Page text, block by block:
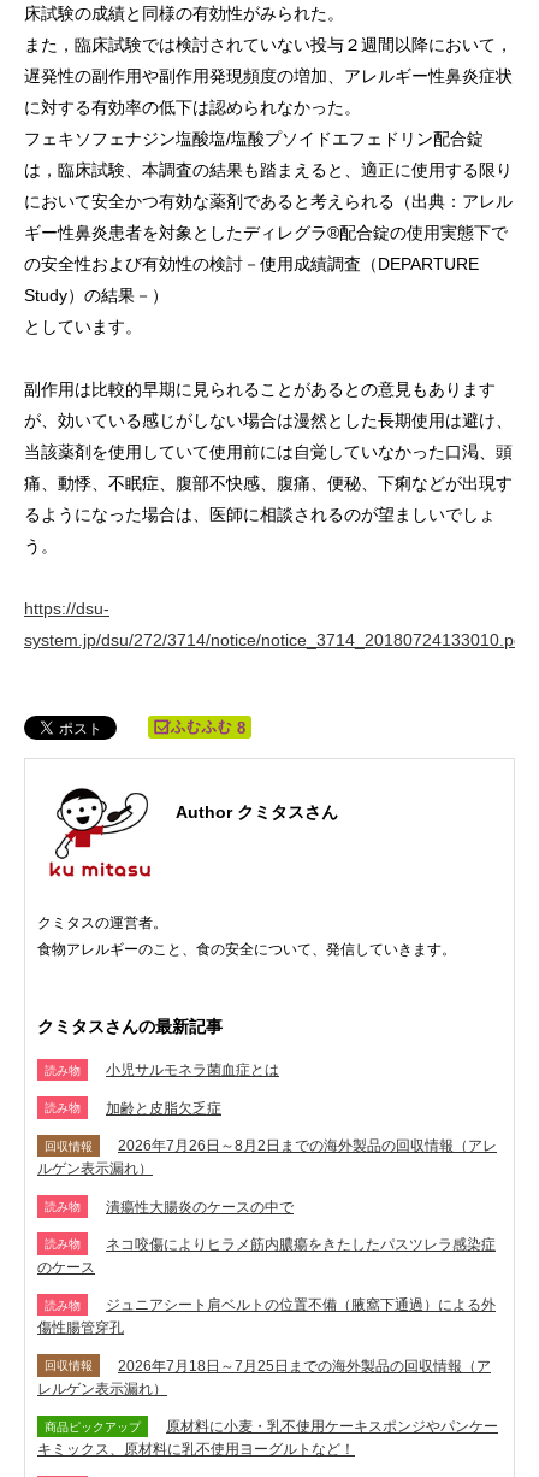
床試験の成績と同様の有効性がみられた。
また，臨床試験では検討されていない投与２週間以降において，
遅発性の副作用や副作用発現頻度の増加、アレルギー性鼻炎症状
に対する有効率の低下は認められなかった。
フェキソフェナジン塩酸塩/塩酸プソイドエフェドリン配合錠
は，臨床試験、本調査の結果も踏まえると、適正に使用する限り
において安全かつ有効な薬剤であると考えられる（出典：アレル
ギー性鼻炎患者を対象としたディレグラ®配合錠の使用実態下で
の安全性および有効性の検討－使用成績調査（DEPARTURE
Study）の結果－）
としています。
副作用は比較的早期に見られることがあるとの意見もあります
が、効いている感じがしない場合は漫然とした長期使用は避け、
当該薬剤を使用していて使用前には自覚していなかった口渇、頭
痛、動悸、不眠症、腹部不快感、腹痛、便秘、下痢などが出現す
るようになった場合は、医師に相談されるのが望ましいでしょ
う。
https://dsu-
system.jp/dsu/272/3714/notice/notice_3714_20180724133010.pdf
8
Author クミタスさん
クミタスの運営者。
食物アレルギーのこと、食の安全について、発信していきます。
クミタスさんの最新記事
読み物 小児サルモネラ菌血症とは
読み物 加齢と皮脂欠乏症
回収情報
2026年7月26日～8月2日までの海外製品の回収情報（アレ
ルゲン表示漏れ）
読み物 潰瘍性大腸炎のケースの中で
読み物
ネコ咬傷によりヒラメ筋内膿瘍をきたしたパスツレラ感染症
のケース
読み物
ジュニアシート肩ベルトの位置不備（腋窩下通過）による外
傷性腸管穿孔
回収情報
2026年7月18日～7月25日までの海外製品の回収情報（ア
レルゲン表示漏れ）
商品ピックアップ
原材料に小麦・乳不使用ケーキスポンジやパンケー
キミックス、原材料に乳不使用ヨーグルトなど！